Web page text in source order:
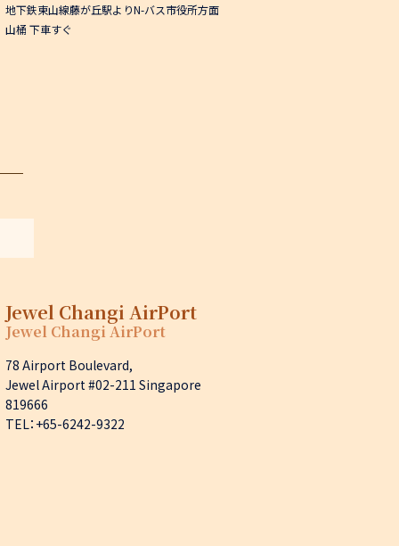
地下鉄東山線藤が丘駅よりN-バス市役所方面
山桶 下車すぐ
Jewel Changi AirPort
Jewel Changi AirPort
78 Airport Boulevard,
Jewel Airport #02-211 Singapore
819666
TEL：+65-6242-9322